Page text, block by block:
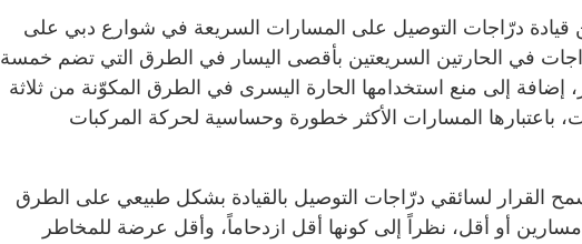
قيادة درّاجات التوصيل على المسارات السريعة في شوارع دبي على
في الحارتين السريعتين بأقصى اليسار في الطرق التي تضم خمسة
إضافة إلى منع استخدامها الحارة اليسرى في الطرق المكوّنة من ثلاثة
باعتبارها المسارات الأكثر خطورة وحساسية لحركة المركبات
القرار لسائقي درّاجات التوصيل بالقيادة بشكل طبيعي على الطرق
أو أقل، نظراً إلى كونها أقل ازدحاماً، وأقل عرضة للمخاطر